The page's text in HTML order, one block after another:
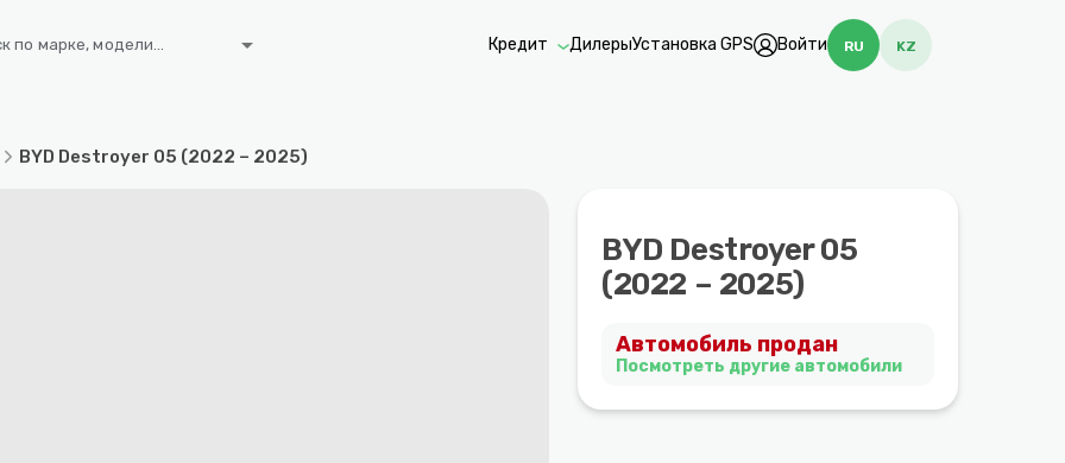
по марке, модели... arrow_drop_down Кредит ДилерыУстановка GPS Войти RU KZ
BYD Destroyer 05 (2022 – 2025)
BYD Destroyer 05
(2022 – 2025)
Автомобиль продан
Посмотреть другие автомобили